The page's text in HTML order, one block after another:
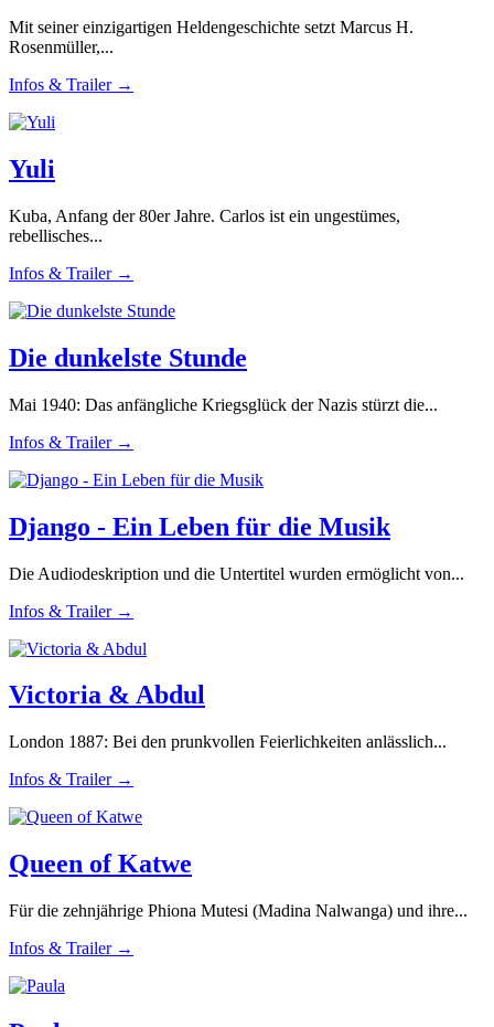
Mit seiner einzigartigen Heldengeschichte setzt Marcus H.
Rosenmüller,...
Infos & Trailer →
Yuli
Kuba, Anfang der 80er Jahre. Carlos ist ein ungestümes,
rebellisches...
Infos & Trailer →
Die dunkelste Stunde
Mai 1940: Das anfängliche Kriegsglück der Nazis stürzt die...
Infos & Trailer →
Django - Ein Leben für die Musik
Die Audiodeskription und die Untertitel wurden ermöglicht von...
Infos & Trailer →
Victoria & Abdul
London 1887: Bei den prunkvollen Feierlichkeiten anlässlich...
Infos & Trailer →
Queen of Katwe
Für die zehnjährige Phiona Mutesi (Madina Nalwanga) und ihre...
Infos & Trailer →